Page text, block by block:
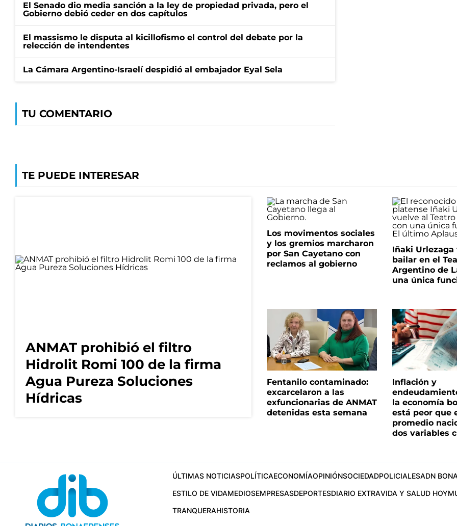
El Senado dio media sanción a la ley de propiedad privada, pero el
Gobierno debió ceder en dos capítulos
El massismo le disputa al kicillofismo el control del debate por la
relección de intendentes
La Cámara Argentino-Israelí despidió al embajador Eyal Sela
TU COMENTARIO
TE PUEDE INTERESAR
ANMAT prohibió el filtro
Hidrolit Romi 100 de la firma
Agua Pureza Soluciones
Hídricas
Los movimentos sociales
y los gremios marcharon
por San Cayetano con
reclamos al gobierno
Iñaki Urlezaga
bailar en el
Argentino de
una única
Fentanilo contaminado:
excarcelaron a las
exfuncionarias de ANMAT
detenidas esta semana
Inflación y
la economía
está peor que
promedio
dos variables
ÚLTIMAS NOTICIASPOLÍTICAECONOMÍAOPINIÓNSOCIEDADPOLICIALESADN
ESTILO DE VIDAMEDIOSEMPRESASDEPORTESDIARIO EXTRAVIDA Y SALUD HOY
TRANQUERAHISTORIA